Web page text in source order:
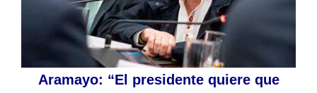
Aramayo: “El presidente quiere que